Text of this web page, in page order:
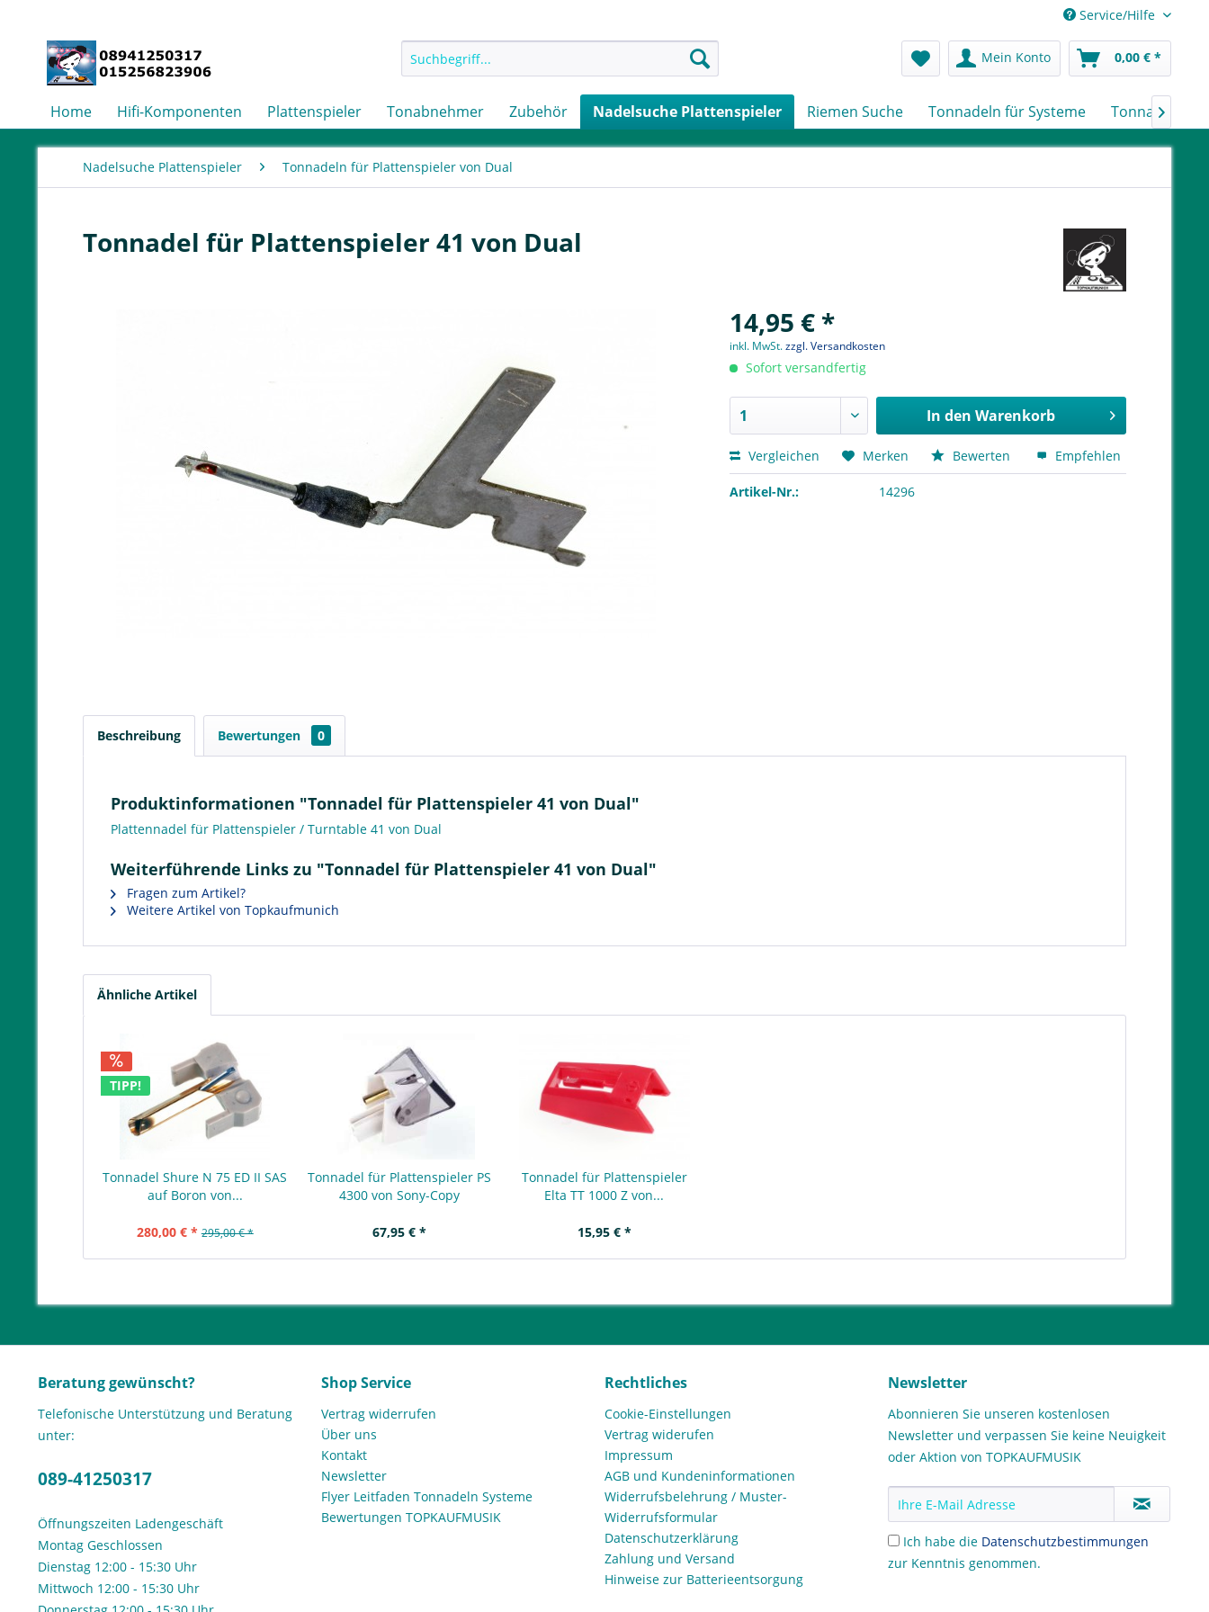
Service/Hilfe
Mein Konto 0,00 € *
Home Hifi-Komponenten Plattenspieler Tonabnehmer Zubehör Nadelsuche Plattenspieler Riemen Suche Tonnadeln für Systeme Tonnadeln

Nadelsuche Plattenspieler Tonnadeln für Plattenspieler von Dual
Tonnadel für Plattenspieler 41 von Dual
14,95 € *
inkl. MwSt.zzgl. Versandkosten
Sofort versandfertig
In den Warenkorb
Vergleichen Merken Bewerten Empfehlen
Artikel-Nr.: 14296
Beschreibung Bewertungen 0
Produktinformationen "Tonnadel für Plattenspieler 41 von Dual"
Plattennadel für Plattenspieler / Turntable 41 von Dual
Weiterführende Links zu "Tonnadel für Plattenspieler 41 von Dual"
Fragen zum Artikel?
Weitere Artikel von Topkaufmunich
Ähnliche Artikel
TIPP!
Tonnadel Shure N 75 ED II SAS
auf Boron von...
280,00 € * 295,00 € *
Tonnadel für Plattenspieler PS
4300 von Sony-Copy
67,95 € *
Tonnadel für Plattenspieler
Elta TT 1000 Z von...
15,95 € *
Beratung gewünscht?
Telefonische Unterstützung und Beratung
unter:
089-41250317
Öffnungszeiten Ladengeschäft
Montag Geschlossen
Dienstag 12:00 - 15:30 Uhr
Mittwoch 12:00 - 15:30 Uhr
Shop Service
Vertrag widerrufen
Über uns
Kontakt
Newsletter
Flyer Leitfaden Tonnadeln Systeme
Bewertungen TOPKAUFMUSIK
Rechtliches
Cookie-Einstellungen
Vertrag widerufen
Impressum
AGB und Kundeninformationen
Widerrufsbelehrung / Muster-
Widerrufsformular
Datenschutzerklärung
Zahlung und Versand
Hinweise zur Batterieentsorgung
Newsletter
Abonnieren Sie unseren kostenlosen
Newsletter und verpassen Sie keine Neuigkeit
oder Aktion von TOPKAUFMUSIK
Ich habe die Datenschutzbestimmungen
zur Kenntnis genommen.